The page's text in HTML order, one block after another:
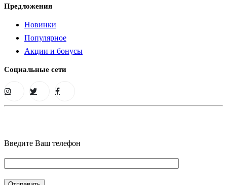
Предложения
Новинки
Популярное
Акции и бонусы
Социальные сети
Введите Ваш телефон